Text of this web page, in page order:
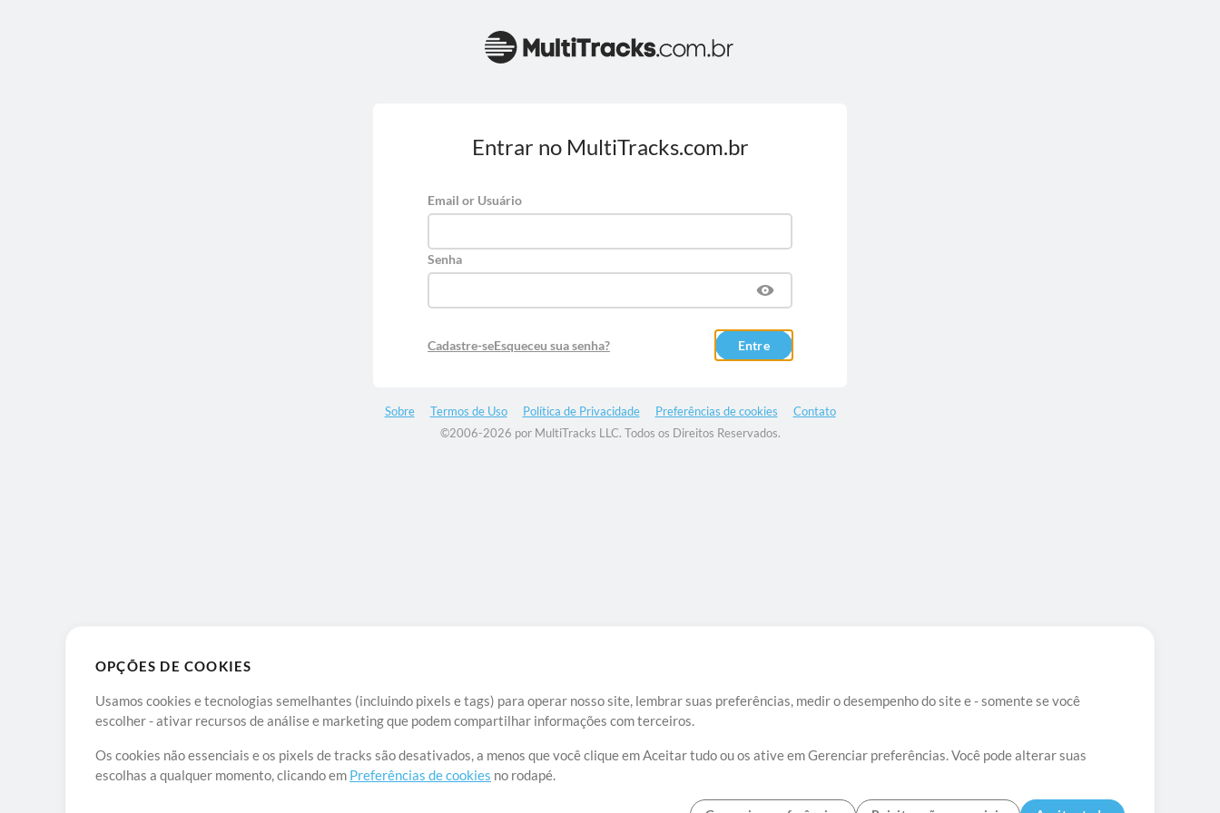
OPÇÕES DE COOKIES
Usamos cookies e tecnologias semelhantes (incluindo pixels e tags) para operar nosso site, lembrar suas preferências, medir o desempenho do site e - somente se você
escolher - ativar recursos de análise e marketing que podem compartilhar informações com terceiros.
Os cookies não essenciais e os pixels de tracks são desativados, a menos que você clique em Aceitar tudo ou os ative em Gerenciar preferências. Você pode alterar suas
escolhas a qualquer momento, clicando em Preferências de cookies no rodapé.
Entrar no MultiTracks.com.br
Email or Usuário
Senha
Cadastre-seEsqueceu sua senha? Entre
Sobre Termos de Uso Política de Privacidade Preferências de cookies
Contato
©2006-2026 por MultiTracks LLC. Todos os Direitos Reservados.